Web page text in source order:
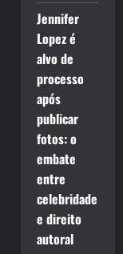
Jennifer
Lopez é
alvo de
processo
após
publicar
fotos: o
embate
entre
celebridade
e direito
autoral